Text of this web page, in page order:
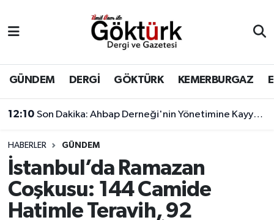
GÜNDEM DERGİ GÖKTÜRK KEMERBURGAZ
12:10 Son Dakika: Ahbap Derneği'nin Yönetimine Kayyum Atandı
HABERLER GÜNDEM
İstanbul’da Ramazan
Coşkusu: 144 Camide
Hatimle Teravih, 92
BİLİM
DERGİ
DÜNYA
EĞİTİM
EKONOMİ
Eyüpsultan Hava Durumu
Eyüpsultan Trafik Yoğunluk Haritası
Süper Lig Puan Durumu ve Fikstür
Tüm Manşetler
Son Dakika Haberleri
Haber Arşivi